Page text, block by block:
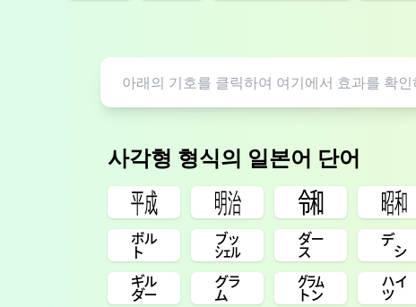
사각형 형식의 일본어 단어
㍻ ㍾ ㋿ ㍼
㌾
㌴ ㌤ ㌥
㌓
㌘ ㌙ ㌪